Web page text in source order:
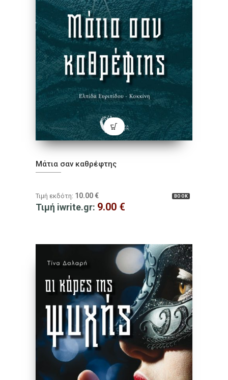
Μάτια σαν καθρέφτης
BOOK
Τιμή εκδότη: 10.00 €
Τιμή iwrite.gr: 9.00 €